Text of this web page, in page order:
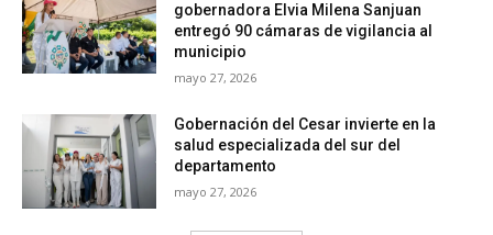
gobernadora Elvia Milena Sanjuan
entregó 90 cámaras de vigilancia al
municipio
mayo 27, 2026
Gobernación del Cesar invierte en la
salud especializada del sur del
departamento
mayo 27, 2026